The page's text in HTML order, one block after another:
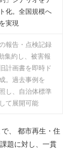
化。全国規模へ
実現
報告・点検記録
集約し、被害報
計画書を即時ド
。過去事例を
し、自治体標準
て展開可能
、 都市再生・住
題に対し、一貫